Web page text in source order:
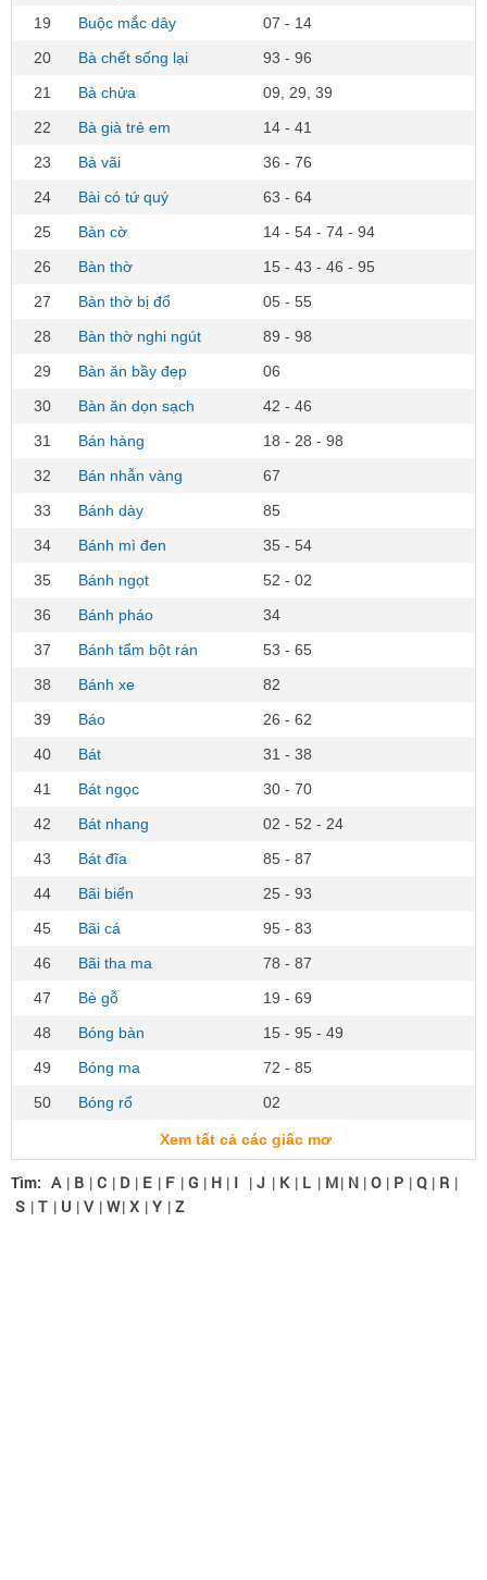
19
Buộc mắc dây
07 - 14
20
Bà chết sống lại
93 - 96
21
Bà chửa
09, 29, 39
22
Bà già trẻ em
14 - 41
23
Bà vãi
36 - 76
24
Bài có tứ quý
63 - 64
25
Bàn cờ
14 - 54 - 74 - 94
26
Bàn thờ
15 - 43 - 46 - 95
27
Bàn thờ bị đổ
05 - 55
28
Bàn thờ nghi ngút
89 - 98
29
Bàn ăn bầy đẹp
06
30
Bàn ăn dọn sạch
42 - 46
31
Bán hàng
18 - 28 - 98
32
Bán nhẫn vàng
67
33
Bánh dày
85
34
Bánh mì đen
35 - 54
35
Bánh ngọt
52 - 02
36
Bánh pháo
34
37
Bánh tẩm bột rán
53 - 65
38
Bánh xe
82
39
Báo
26 - 62
40
Bát
31 - 38
41
Bát ngọc
30 - 70
42
Bát nhang
02 - 52 - 24
43
Bát đĩa
85 - 87
44
Bãi biển
25 - 93
45
Bãi cá
95 - 83
46
Bãi tha ma
78 - 87
47
Bè gỗ
19 - 69
48
Bóng bàn
15 - 95 - 49
49
Bóng ma
72 - 85
50
Bóng rổ 02
Xem tất cả các giấc mơ
Tìm: A | B | C | D | E | F | G | H | I | J | K | L | M| N | O | P | Q | R |
S | T | U | V | W| X | Y | Z